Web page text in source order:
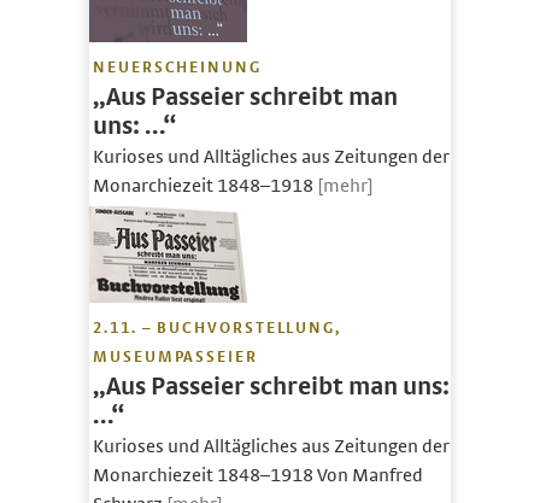
NEUERSCHEINUNG
„Aus Passeier schreibt man
uns: …“
Kurioses und Alltägliches aus Zeitungen der
Monarchiezeit 1848–1918 [mehr]
2.11. – BUCHVORSTELLUNG,
MUSEUMPASSEIER
„Aus Passeier schreibt man uns:
…“
Kurioses und Alltägliches aus Zeitungen der
Monarchiezeit 1848–1918 Von Manfred